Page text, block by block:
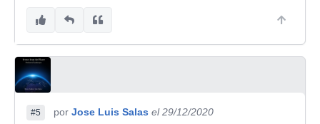
#5 por Jose Luis Salas el 29/12/2020